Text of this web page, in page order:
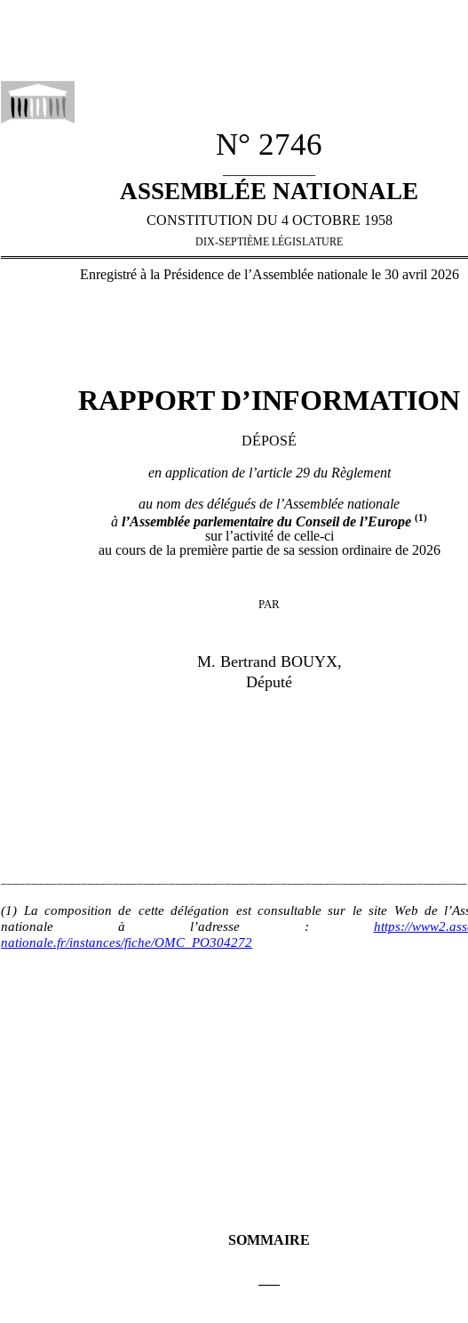
N° 2746
ASSEMBLÉE NATIONALE
CONSTITUTION DU 4 OCTOBRE 1958
DIX-SEPTIÈME LÉGISLATURE
Enregistré à la Présidence de l’Assemblée nationale le 30 avril 2026
RAPPORT D’INFORMATION
DÉPOSÉ
en application de l’article 29 du Règlement
au nom des délégués de l’Assemblée nationale
à l’Assemblée parlementaire du Conseil de l’Europe (1)
sur l’activité de celle-ci
au cours de la première partie de sa session ordinaire de 2026
PAR
M. Bertrand BOUYX,
Député
(1) La composition de cette délégation est consultable sur le site Web de
nationale à l’adresse
: https://
nationale.fr/instances/fiche/OMC_PO304272
SOMMAIRE